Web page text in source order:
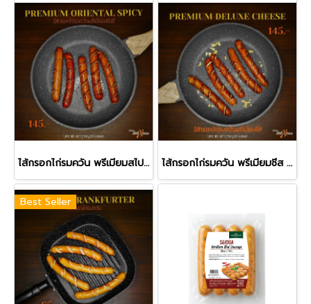
ไส้กรอกไก่รมควัน พรีเมียมสไปซี่ 250 กรัม ไส้กรอกไก่รมควัน พรีเมียมชีส 250 กรัม
Best Seller